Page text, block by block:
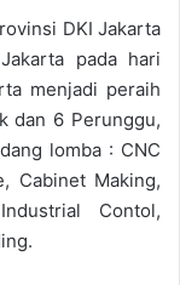
DKI Jakarta
pada hari
menjadi peraih
dan 6 Perunggu,
lomba : CNC
Cabinet Making,
Contol,